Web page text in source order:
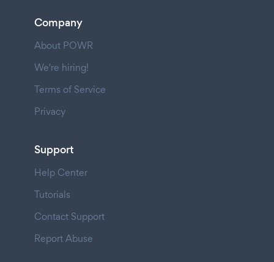
Company
About POWR
We're hiring!
Terms of Service
Privacy
Support
Help Center
Tutorials
Contact Support
Report Abuse